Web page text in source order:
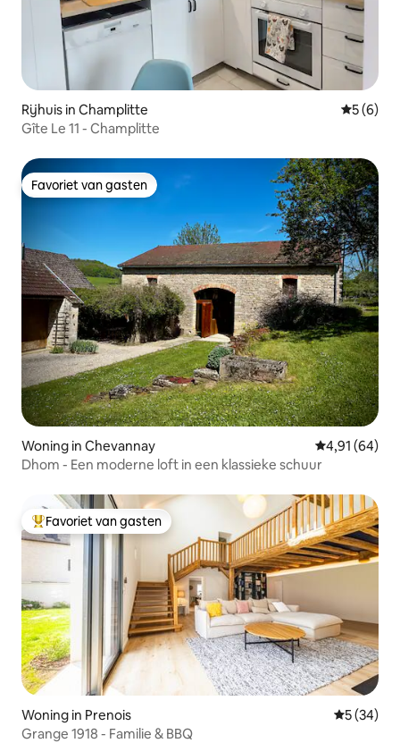
Rijhuis in Champlitte
5 (6)
Gîte Le 11 - Champlitte
Favoriet van gasten
Favoriet van gasten
Woning in Chevannay Gemiddelde
4,91 (64)
Dhom - Een moderne loft in een klassieke schuur
Topfavoriet van gasten
Favoriet van gasten
Woning in Prenois
5 (34)
Grange 1918 - Familie & BBQ